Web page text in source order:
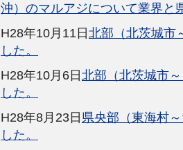
沖）のマルアジについて業界と
H28年10月11日北部（北茨城市
した。
H28年10月6日北部（北茨城市
した。
H28年8月23日 県央部（東海村
した。